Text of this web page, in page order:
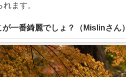
ます。
が一番綺麗でしょ？（Mislinさん）